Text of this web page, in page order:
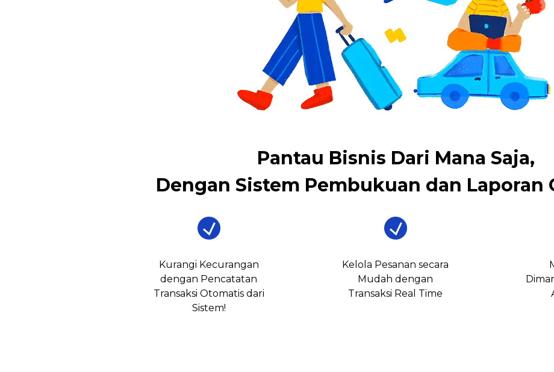
Pantau Bisnis Dari Mana Saja,
Dengan Sistem Pembukuan dan Laporan
Kurangi Kecurangan
dengan Pencatatan
Transaksi Otomatis dari
Sistem!
Kelola Pesanan secara
Mudah dengan
Transaksi Real Time